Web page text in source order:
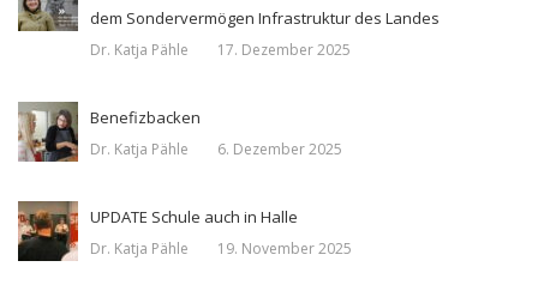
dem Sondervermögen Infrastruktur des Landes
Dr. Katja Pähle 17. Dezember 2025
Benefizbacken
Dr. Katja Pähle 6. Dezember 2025
UPDATE Schule auch in Halle
Dr. Katja Pähle 19. November 2025